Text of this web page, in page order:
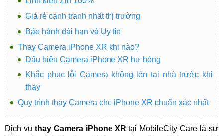
Giá rẻ cạnh tranh nhất thị trường
Bảo hành dài hạn và Uy tín
Thay Camera iPhone XR khi nào?
Dấu hiệu Camera iPhone XR hư hỏng
Khắc phục lỗi Camera không lên tại nhà trước khi
thay
Quy trình thay Camera cho iPhone XR chuẩn xác nhất
Dịch vụ thay Camera iPhone XR tại MobileCity Care là sự